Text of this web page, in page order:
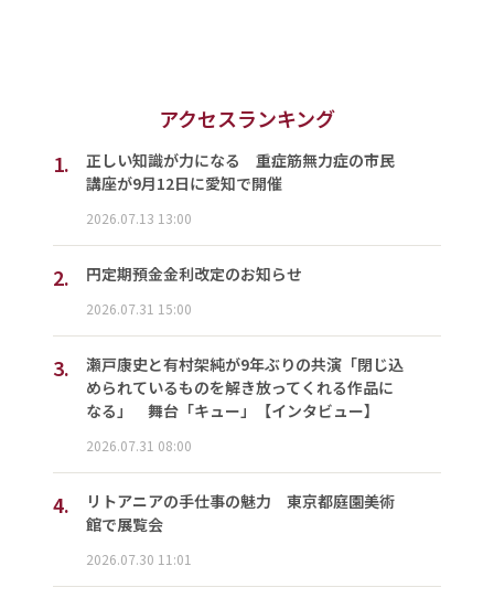
アクセスランキング
1.
正しい知識が力になる 重症筋無力症の市民
講座が9月12日に愛知で開催
2026.07.13 13:00
2. 円定期預金金利改定のお知らせ
2026.07.31 15:00
3.
瀬戸康史と有村架純が9年ぶりの共演「閉じ込
められているものを解き放ってくれる作品に
なる」 舞台「キュー」【インタビュー】
2026.07.31 08:00
4.
リトアニアの手仕事の魅力 東京都庭園美術
館で展覧会
2026.07.30 11:01